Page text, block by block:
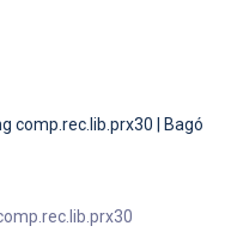
comp.rec.lib.prx30 Bagó